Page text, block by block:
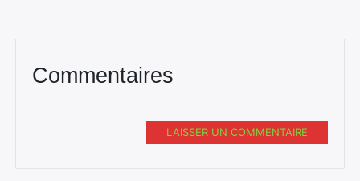
Commentaires
LAISSER UN COMMENTAIRE